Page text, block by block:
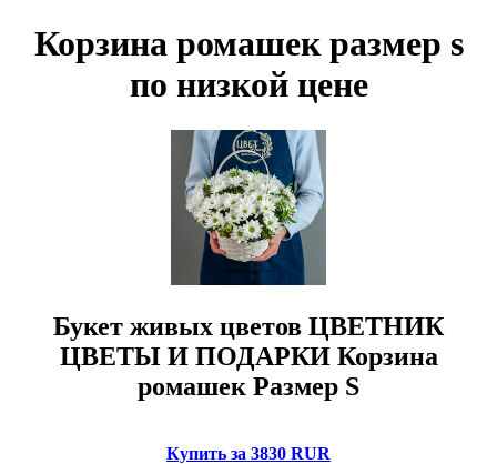
Корзина ромашек размер s
по низкой цене
Букет живых цветов ЦВЕТНИК
ЦВЕТЫ И ПОДАРКИ Корзина
ромашек Размер S
Купить за 3830 RUR